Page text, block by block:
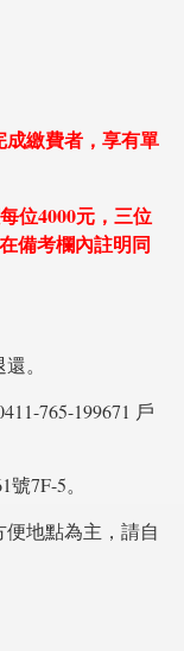
成繳費者，享有單
位4000元，三位
備考欄內註明同
。
765-199671 戶
7F-5。
地點為主，請自